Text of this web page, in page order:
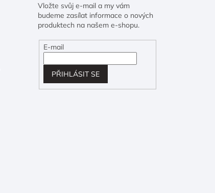
Vložte svůj e-mail a my vám
budeme zasílat informace o nových
produktech na našem e-shopu.
E-mail
PŘIHLÁSIT SE